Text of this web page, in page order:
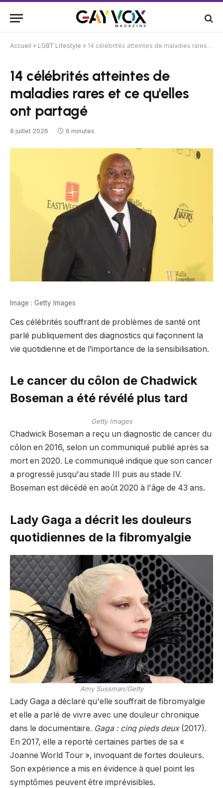
Accueil » LGBT Lifestyle » 14 célébrités atteintes de maladies rares et ce qu'elles ont partagé
14 célébrités atteintes de
maladies rares et ce qu'elles
ont partagé
8 juillet 2026 6 minutes
Image : Getty Images
Ces célébrités souffrant de problèmes de santé ont
parlé publiquement des diagnostics qui façonnent la
vie quotidienne et de l’importance de la sensibilisation.
Le cancer du côlon de Chadwick
Boseman a été révélé plus tard
Getty Images
Chadwick Boseman a reçu un diagnostic de cancer du
côlon en 2016, selon un communiqué publié après sa
mort en 2020. Le communiqué indique que son cancer
a progressé jusqu'au stade III puis au stade IV.
Boseman est décédé en août 2020 à l'âge de 43 ans.
Lady Gaga a décrit les douleurs
quotidiennes de la fibromyalgie
Amy Sussman/Getty
Lady Gaga a déclaré qu'elle souffrait de fibromyalgie
et elle a parlé de vivre avec une douleur chronique
dans le documentaire. Gaga : cinq pieds deux(2017).
En 2017, elle a reporté certaines parties de sa «
Joanne World Tour », invoquant de fortes douleurs.
Son expérience a mis en évidence à quel point les
symptômes peuvent être imprévisibles.